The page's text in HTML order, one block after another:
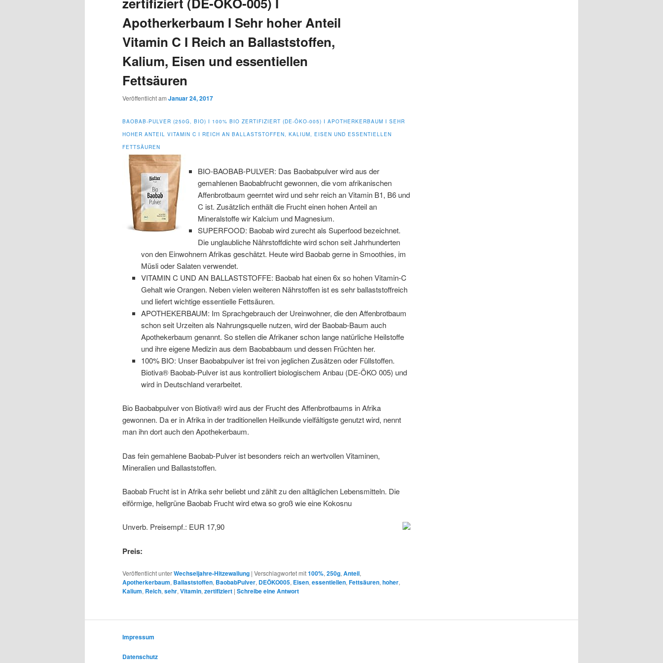
Apotherkerbaum I Sehr hoher Anteil
Vitamin C I Reich an Ballaststoffen,
Kalium, Eisen und essentiellen
Fettsäuren
Veröffentlicht am Januar 24, 2017
BAOBAB-PULVER (250G, BIO) I 100% BIO ZERTIFIZIERT (DE-ÖKO-005) I APOTHERKERBAUM I SEHR
HOHER ANTEIL VITAMIN C I REICH AN BALLASTSTOFFEN, KALIUM, EISEN UND ESSENTIELLEN
FETTSÄUREN
BIO-BAOBAB-PULVER: Das Baobabpulver wird aus der
gemahlenen Baobabfrucht gewonnen, die vom afrikanischen
Affenbrotbaum geerntet wird und sehr reich an Vitamin B1, B6 und
C ist. Zusätzlich enthält die Frucht einen hohen Anteil an
Mineralstoffe wir Kalcium und Magnesium.
SUPERFOOD: Baobab wird zurecht als Superfood bezeichnet.
Die unglaubliche Nährstoffdichte wird schon seit Jahrhunderten
von den Einwohnern Afrikas geschätzt. Heute wird Baobab gerne in Smoothies, im
Müsli oder Salaten verwendet.
VITAMIN C UND AN BALLASTSTOFFE: Baobab hat einen 6x so hohen Vitamin-C
Gehalt wie Orangen. Neben vielen weiteren Nährstoffen ist es sehr ballaststoffreich
und liefert wichtige essentielle Fettsäuren.
APOTHEKERBAUM: Im Sprachgebrauch der Ureinwohner, die den Affenbrotbaum
schon seit Urzeiten als Nahrungsquelle nutzen, wird der Baobab-Baum auch
Apothekerbaum genannt. So stellen die Afrikaner schon lange natürliche Heilstoffe
und ihre eigene Medizin aus dem Baobabbaum und dessen Früchten her.
100% BIO: Unser Baobabpulver ist frei von jeglichen Zusätzen oder Füllstoffen.
Biotiva® Baobab-Pulver ist aus kontrolliert biologischem Anbau (DE-ÖKO 005) und
wird in Deutschland verarbeitet.
Bio Baobabpulver von Biotiva® wird aus der Frucht des Affenbrotbaums in Afrika
gewonnen. Da er in Afrika in der traditionellen Heilkunde vielfältigste genutzt wird, nennt
man ihn dort auch den Apothekerbaum.
Das fein gemahlene Baobab-Pulver ist besonders reich an wertvollen Vitaminen,
Mineralien und Ballaststoffen.
Baobab Frucht ist in Afrika sehr beliebt und zählt zu den alltäglichen Lebensmitteln. Die
eiförmige, hellgrüne Baobab Frucht wird etwa so groß wie eine Kokosnu
Unverb. Preisempf.: EUR 17,90
Preis:
Veröffentlicht unterWechseljahre-Hitzewallung | Verschlagwortet mit100%, 250g, Anteil,
Apotherkerbaum, Ballaststoffen, BaobabPulver, DEÖKO005, Eisen, essentiellen, Fettsäuren, hoher,
Kalium, Reich, sehr, Vitamin, zertifiziert | Schreibe eine Antwort
Impressum
Datenschutz